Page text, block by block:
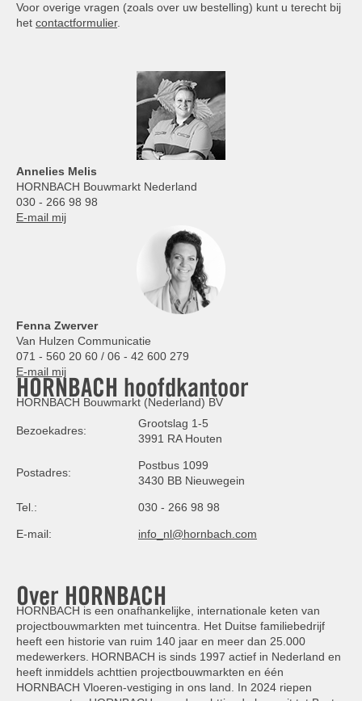
Voor overige vragen (zoals over uw bestelling) kunt u terecht bij
het contactformulier.
Annelies Melis
HORNBACH Bouwmarkt Nederland
030 - 266 98 98
E-mail mij
Fenna Zwerver
Van Hulzen Communicatie
071 - 560 20 60 / 06 - 42 600 279
E-mail mij
HORNBACH hoofdkantoor
HORNBACH Bouwmarkt (Nederland) BV
Bezoekadres:
Grootslag 1-5
3991 RA Houten
Postadres:
Postbus 1099
3430 BB Nieuwegein
Tel.: 030 - 266 98 98
E-mail: info_nl@hornbach.com
Over HORNBACH
HORNBACH is een onafhankelijke, internationale keten van
projectbouwmarkten met tuincentra. Het Duitse familiebedrijf
heeft een historie van ruim 140 jaar en meer dan 25.000
medewerkers. HORNBACH is sinds 1997 actief in Nederland en
heeft inmiddels achttien projectbouwmarkten en één
HORNBACH Vloeren-vestiging in ons land. In 2024 riepen